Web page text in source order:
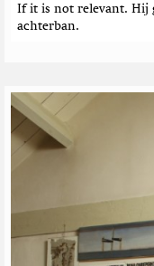
If it is not relevant. Hij
achterban.